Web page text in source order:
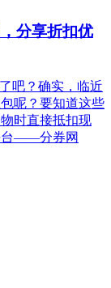
分享折扣优
吧？确实，临近
呢？要知道这些
时直接抵扣现
台——分券网